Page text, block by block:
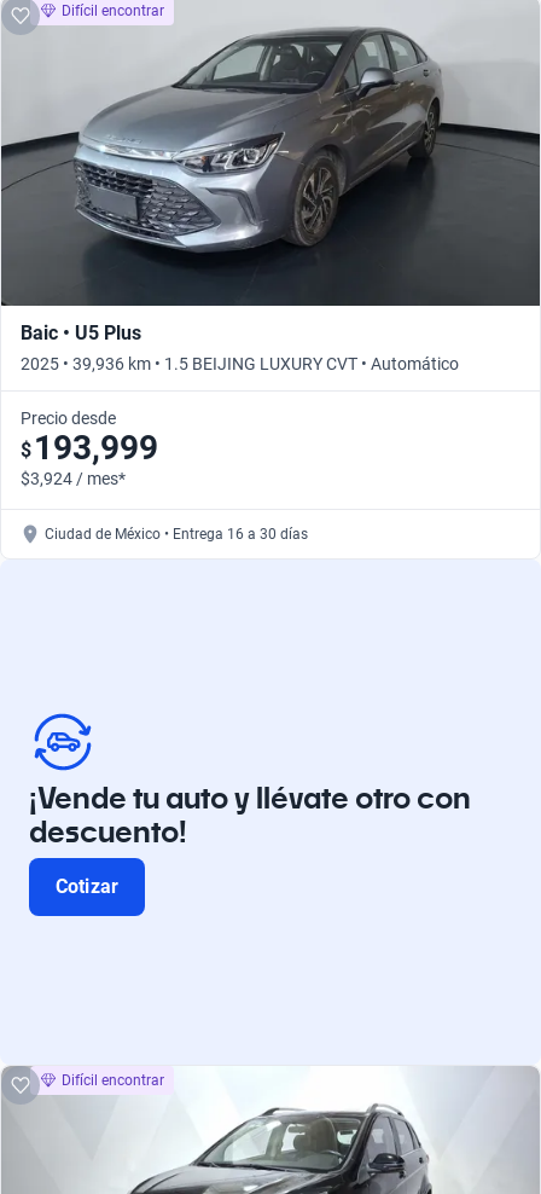
Difícil encontrar
Baic • U5 Plus
2025 • 39,936 km • 1.5 BEIJING LUXURY CVT • Automático
Precio desde
$ 193,999
$3,924 / mes*
Ciudad de México • Entrega 16 a 30 días
¡Vende tu auto y llévate otro con
descuento!
Cotizar
Difícil encontrar